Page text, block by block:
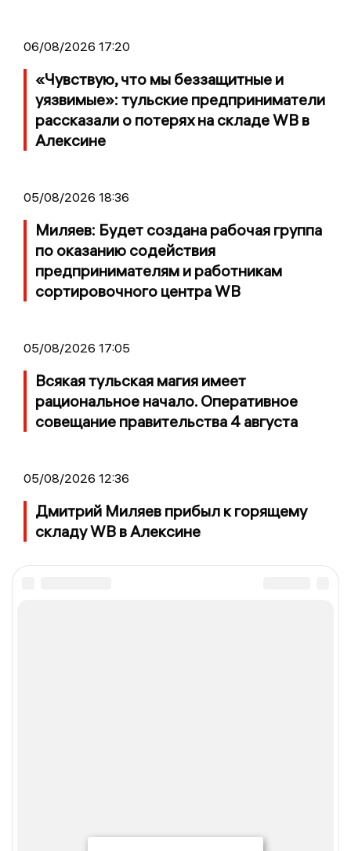
06/08/2026 17:20
«Чувствую, что мы беззащитные и
уязвимые»: тульские предприниматели
рассказали о потерях на складе WB в
Алексине
05/08/2026 18:36
Миляев: Будет создана рабочая группа
по оказанию содействия
предпринимателям и работникам
сортировочного центра WB
05/08/2026 17:05
Всякая тульская магия имеет
рациональное начало. Оперативное
совещание правительства 4 августа
05/08/2026 12:36
Дмитрий Миляев прибыл к горящему
складу WB в Алексине